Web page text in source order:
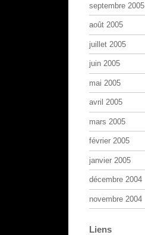
septembre 2005
août 2005
juillet 2005
juin 2005
mai 2005
avril 2005
mars 2005
février 2005
janvier 2005
décembre 2004
novembre 2004
Liens